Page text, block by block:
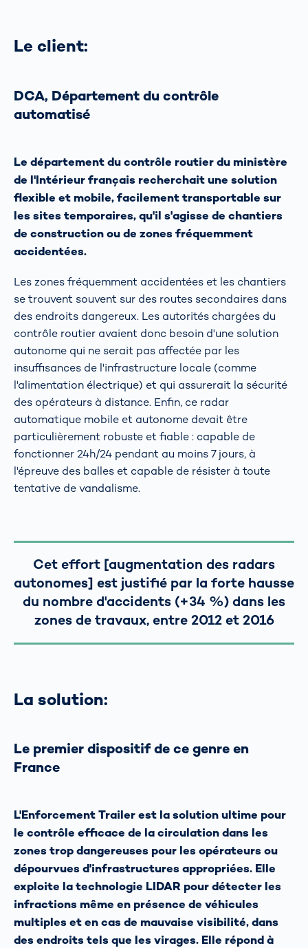
Le client:
DCA, Département du contrôle
automatisé
Le département du contrôle routier du ministère
de l'Intérieur français recherchait une solution
flexible et mobile, facilement transportable sur
les sites temporaires, qu'il s'agisse de chantiers
de construction ou de zones fréquemment
accidentées.
Les zones fréquemment accidentées et les chantiers
se trouvent souvent sur des routes secondaires dans
des endroits dangereux. Les autorités chargées du
contrôle routier avaient donc besoin d'une solution
autonome qui ne serait pas affectée par les
insuffisances de l'infrastructure locale (comme
l'alimentation électrique) et qui assurerait la sécurité
des opérateurs à distance. Enfin, ce radar
automatique mobile et autonome devait être
particulièrement robuste et fiable : capable de
fonctionner 24h/24 pendant au moins 7 jours, à
l'épreuve des balles et capable de résister à toute
tentative de vandalisme.
Cet effort [augmentation des radars
autonomes] est justifié par la forte hausse
du nombre d'accidents (+34 %) dans les
zones de travaux, entre 2012 et 2016
La solution:
Le premier dispositif de ce genre en
France
L'Enforcement Trailer est la solution ultime pour
le contrôle efficace de la circulation dans les
zones trop dangereuses pour les opérateurs ou
dépourvues d'infrastructures appropriées. Elle
exploite la technologie LIDAR pour détecter les
infractions même en présence de véhicules
multiples et en cas de mauvaise visibilité, dans
des endroits tels que les virages. Elle répond à